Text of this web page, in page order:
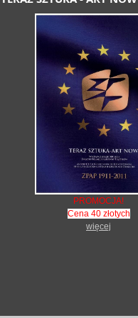
PROMOCJA!
Cena 40 złotych
więcej